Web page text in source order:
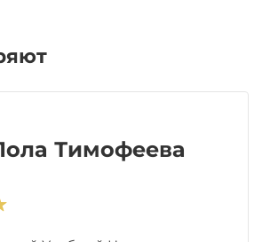
Тимофеева